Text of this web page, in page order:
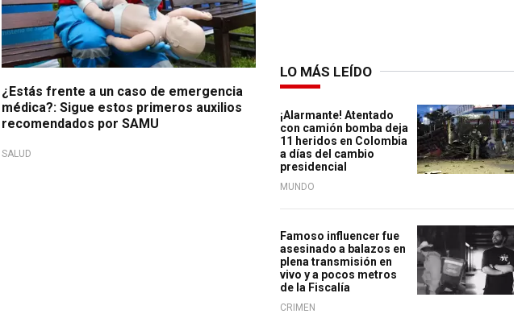
¿Estás frente a un caso de emergencia
médica?: Sigue estos primeros auxilios
recomendados por SAMU
SALUD
LO MÁS LEÍDO
¡Alarmante! Atentado
con camión bomba deja
11 heridos en Colombia
a días del cambio
presidencial
MUNDO
Famoso influencer fue
asesinado a balazos en
plena transmisión en
vivo y a pocos metros
de la Fiscalía
CRIMEN